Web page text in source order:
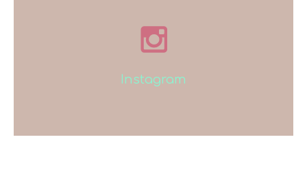
Instagram